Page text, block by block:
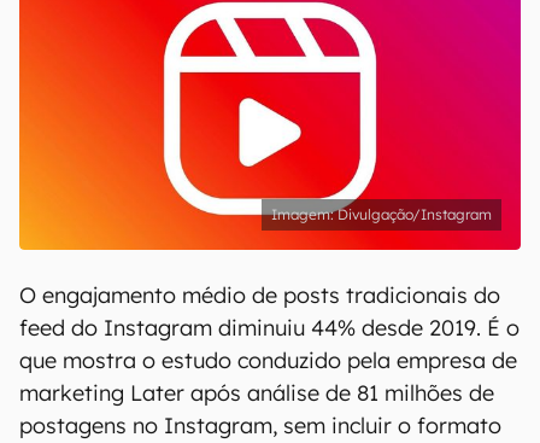
Divulgação/Instagram
O engajamento médio de posts tradicionais do
feed do Instagram diminuiu 44% desde 2019. É o
que mostra o estudo conduzido pela empresa de
marketing Later após análise de 81 milhões de
postagens no Instagram, sem incluir o formato